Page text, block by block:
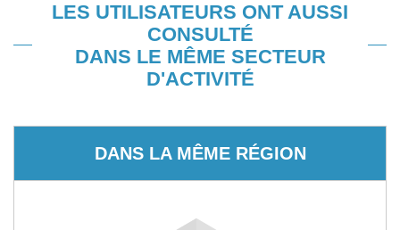
LES UTILISATEURS ONT AUSSI
CONSULTÉ
DANS LE MÊME SECTEUR
D'ACTIVITÉ
DANS LA MÊME RÉGION